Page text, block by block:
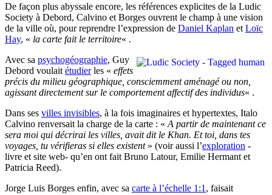
De façon plus abyssale encore, les références explicites de la Ludic
Society à Debord, Calvino et Borges ouvrent le champ à une vision
de la ville où, pour reprendre l’expression de Daniel Kaplan et Loïc
Hay, « la carte fait le territoire« .
Avec sa psychogéographie, Guy
Debord voulait étudierles « effets
précis du milieu géographique, consciemment aménagé ou non,
agissant directement sur le comportement affectif des individus« .
Dans ses villes invisibles, à la fois imaginaires et hypertextes, Italo
Calvino renversait la charge de la carte : « A partir de maintenant ce
sera moi qui décrirai les villes, avait dit le Khan. Et toi, dans tes
voyages, tu vérifieras si elles existent» (voir aussi l’exploration -
livre et site web- qu’en ont fait Bruno Latour, Emilie Hermant et
Patricia Reed).
Jorge Luis Borges enfin, avec sa carte à l’échelle 1:1 , faisait